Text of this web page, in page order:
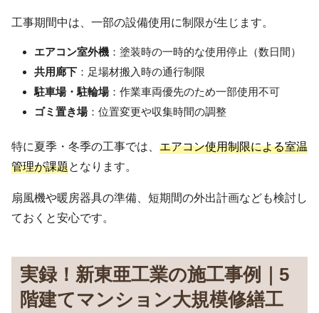
工事期間中は、一部の設備使用に制限が生じます。
エアコン室外機 ：塗装時の一時的な使用停止（数日間）
共用廊下 ：足場材搬入時の通行制限
駐車場・駐輪場：作業車両優先のため一部使用不可
ゴミ置き場：位置変更や収集時間の調整
特に夏季・冬季の工事では、 エアコン使用制限による室温
管理が課題となります。
扇風機や暖房器具の準備、短期間の外出計画なども検討し
ておくと安心です。
実録！新東亜工業の施工事例｜5
階建てマンション大規模修繕工